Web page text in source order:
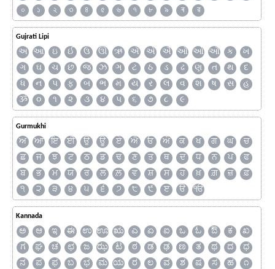
০
১ ২ ৩ ৪ ৫ ৬ ৭ ৮ ৯ ৰ ৱ
Gujrati Lipi
અ આ ઇ ઈ ઉ ઊ ઋ ઍ એ ઐ ઑ ઓ ઔ ક
ખ
ગ
ઘ ચ છ જ ઝ ઞ ટ ઠ ડ ઢ ણ ત થ
દ
ધ
ન પ ફ બ ભ મ ય ર લ વ શ ષ સ
હ
ૐ
૦ ૧ ૨ ૩ ૪ ૫ ૬ ૭ ૮ ૯
Gurmukhi
ਅ ਆ ਇ ਈ ਉ ਊ ਏ ਐ ਓ ਔ ਕ ਖ ਗ ਘ
ਚ
ਛ
ਜ ਝ ਟ ਠ ਡ ਢ ਣ ਤ ਥ ਦ ਧ ਨ ਪ
ਫ
ਬ
ਭ ਮ ਯ ਰ ਲ ਲ਼ ਵ ਸ਼ ਸ ਹ ਖ਼ ਗ਼ ਜ਼
ਫ਼
੧
੨ ੩ ੪ ੫ ੬ ੭ ੮ ੯ ੲ ੳ ੴ
Kannada
ಅ ಆ ಇ ಈ ಉ ಊ ಋ ಎ ಏ ಐ ಒ ಓ ಔ ಕ
ಖ
ಗ
ಘ ಚ ಛ ಜ ಝ ಟ ಠ ಡ ಢ ಣ ತ ಥ ದ
ಧ
ನ
ಪ ಫ ಬ ಭ ಮ ಯ ರ ಲ ವ ಶ ಷ ಸ ಹ ೧